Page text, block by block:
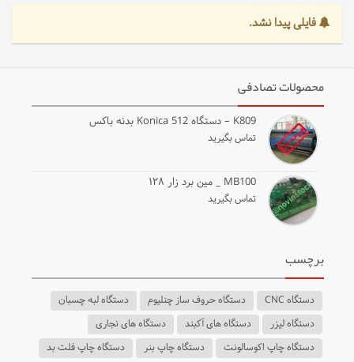
فایلی پیدا نشد.
محصولات تصادفی
K809 – دستگاه Konica 512 بدنه باکس
تماس بگیرید
MB100 _ مین برد زار ۱۲۸
تماس بگیرید
برچسب
دستگاه CNC دستگاه حروف ساز چنلیوم
دستگاه لبه چسبان
دستگاه لیزر
دستگاه های آکبند
دستگاه های نجاری
دستگاه چاپ اکوسالونت
دستگاه چاپ بنر دستگاه چاپ فلت بد